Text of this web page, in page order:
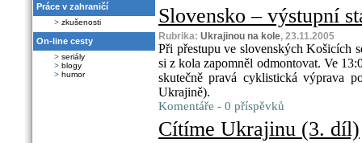
Práce v zahraničí
> zkušenosti
On-line cesty
> seriály
> blogy
> humor
Slovensko – výstupní
Rubrika: Ukrajinou na kole, 23.11.2005
Při přestupu ve slovenských Košicích
si z kola zapomněl odmontovat. Ve
skutečně pravá cyklistická výprava
Ukrajině).
Komentáře - 0 příspěvků
Cítíme Ukrajinu (3. díl)